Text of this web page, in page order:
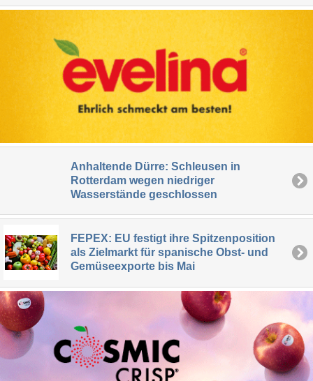
Anhaltende Dürre: Schleusen in
Rotterdam wegen niedriger
Wasserstände geschlossen
FEPEX: EU festigt ihre Spitzenposition
als Zielmarkt für spanische Obst- und
Gemüseexporte bis Mai